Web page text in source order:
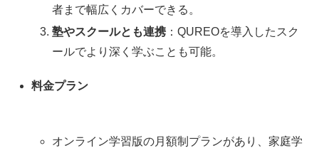
者まで幅広くカバーできる。
塾やスクールとも連携 ：QUREOを導入したスク
ールでより深く学ぶことも可能。
料金プラン
オンライン学習版の月額制プランがあり、家庭学